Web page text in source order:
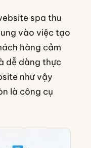
spa thu
vào việc tạo
hàng cảm
dễ dàng thực
như vậy
là công cụ